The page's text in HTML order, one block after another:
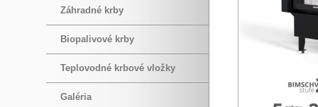
Záhradné krby
Biopalivové krby
Teplovodné krbové vložky
Galéria